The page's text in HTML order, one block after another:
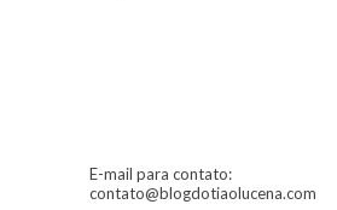
E-mail para contato:
contato@blogdotiaolucena.com